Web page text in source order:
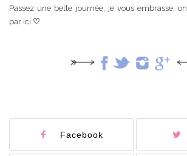
Passez une belle journée, je vous embrasse,
par ici ♡
Facebook